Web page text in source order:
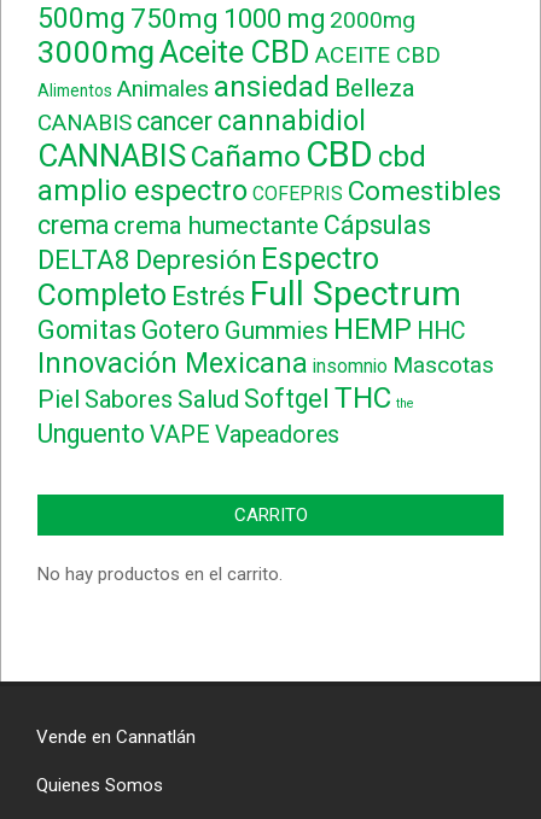
500mg 750mg 1000 mg 2000mg
3000mgAceite CBD ACEITE CBD
Alimentos Animales ansiedad Belleza
CANABIS cancer cannabidiol
CANNABISCañamo CBD cbd
amplio espectro COFEPRIS Comestibles
crema crema humectante Cápsulas
DELTA8 Depresión Espectro
Completo Estrés Full Spectrum
Gomitas Gotero Gummies HEMP HHC
Innovación Mexicana insomnio Mascotas
Piel Sabores Salud Softgel THC the
Unguento VAPE Vapeadores
CARRITO
No hay productos en el carrito.
Vende en Cannatlán
Quienes Somos